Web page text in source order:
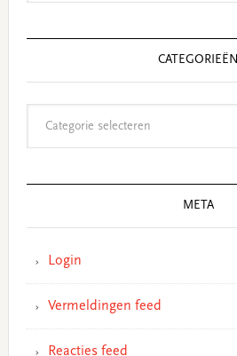
CATEGORIEËN
META
Login
Vermeldingen feed
Reacties feed